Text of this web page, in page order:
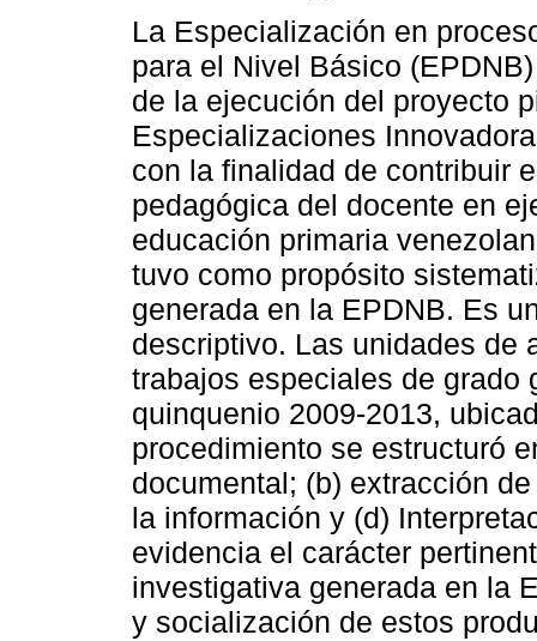
La Especialización en
para el Nivel Básico
de la ejecución del proyecto
Especializaciones
con la finalidad de contribuir
pedagógica del docente en
educación primaria
tuvo como propósito
generada en la EPDNB. Es
descriptivo. Las unidades de
trabajos especiales de grado
quinquenio 2009-2013,
procedimiento se estructuró
documental; (b) extracción
la información y (d)
evidencia el carácter
investigativa generada en la
y socialización de estos